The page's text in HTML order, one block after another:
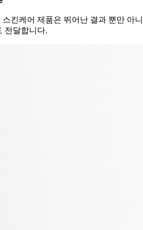
킨케어 제품은 뛰어난 결과 뿐만 아니
전달합니다.